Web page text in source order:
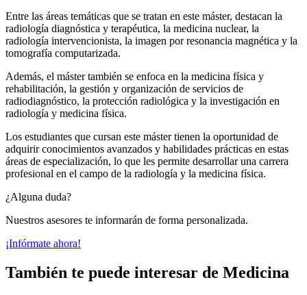
Entre las áreas temáticas que se tratan en este máster, destacan la
radiología diagnóstica y terapéutica, la medicina nuclear, la
radiología intervencionista, la imagen por resonancia magnética y la
tomografía computarizada.
Además, el máster también se enfoca en la medicina física y
rehabilitación, la gestión y organización de servicios de
radiodiagnóstico, la protección radiológica y la investigación en
radiología y medicina física.
Los estudiantes que cursan este máster tienen la oportunidad de
adquirir conocimientos avanzados y habilidades prácticas en estas
áreas de especialización, lo que les permite desarrollar una carrera
profesional en el campo de la radiología y la medicina física.
¿Alguna duda?
Nuestros asesores te informarán de forma personalizada.
¡Infórmate ahora!
También te puede interesar de Medicina